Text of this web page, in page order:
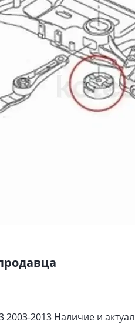
2003-2013 Наличие и